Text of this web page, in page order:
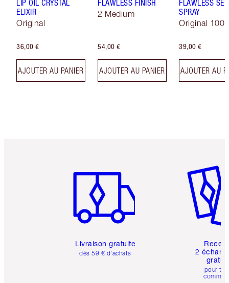
LIP OIL CRYSTAL
ELIXIR
Original
36,00 €
AJOUTER AU PANIER
FLAWLESS FINISH
2 Medium
54,00 €
AJOUTER AU PANIER
FLAWLESS
SPRAY
Original 100
39,00 €
AJOUTER AU
Livraison gratuite
dès 59 € d'achats
2
pour